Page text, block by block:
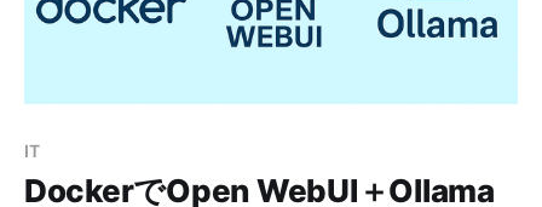
ます。 🧠 LoRAの数学的な挿入位置 元の重み W を以下
α：スケーリング係数（学習時や推論時に設定） この
IT
DockerでOpen WebUI＋Ollama